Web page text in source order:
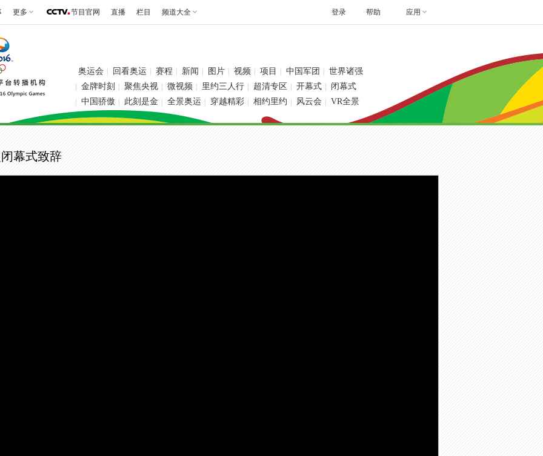
更多 节目官网 直播 栏目 频道大全 帮助 应用
登录
奥运会 回看奥运 赛程 新闻 图片 视频 项目 中国军团 世界诸强
金牌时刻 聚焦央视 微视频 里约三人行 超清专区 开幕式 闭幕式
中国骄傲 此刻是金 全景奥运 穿越精彩 相约里约 风云会 VR全景
幕式致辞